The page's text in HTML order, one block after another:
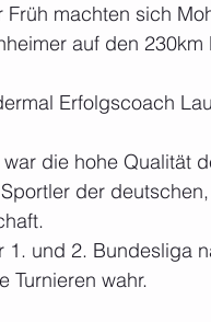
Früh machten sich
auf den 230km
Erfolgscoach
die hohe Qualität
der
1. und 2. Bundesliga
Turnieren wahr.